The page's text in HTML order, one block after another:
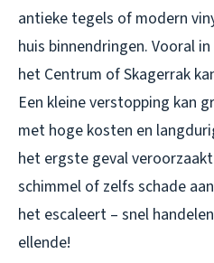
antieke tegels of modern
huis binnendringen. Vooral
het Centrum of Skagerrak
Een kleine verstopping kan
met hoge kosten en
het ergste geval
schimmel of zelfs schade
het escaleert – snel
ellende!